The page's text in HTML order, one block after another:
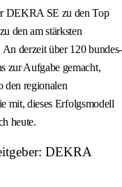
DEKRA SE zu den Top
den am stärksten
derzeit über 120 bundes-
zur Aufgabe gemacht,
den regionalen
mit, dieses Erfolgsmodell
heute.
DEKRA